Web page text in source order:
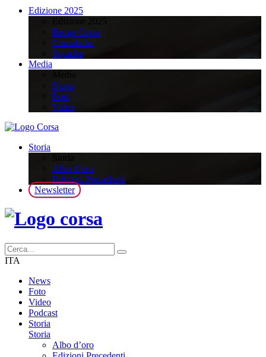
Edizione 2025
Recap Corsa
Classifiche
Squadre
Media
News
Foto
Video
Storia
Albo d’oro
Edizioni Precedenti
Newsletter
ITA
News
Foto
Video
Podcast
Storia
Storia
Albo d’oro